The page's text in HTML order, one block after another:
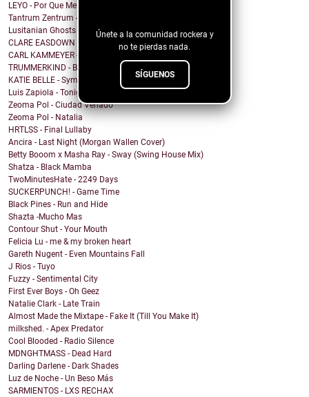
Únete a la comunidad rockera y
no te pierdas nada.
SÍGUENOS
LEYO - Por Que Me Haces Llorar
Tantrum Zentrum - Don't Be A Fascist
Lusitanian Ghosts - September
CLARE EASDOWN - I Break
CARL KAMMEYER - One
TRUMMERKIND - Beauty Queen
KATIE BELLE - Symptoms
Luis Zapiola - Tonight
Zeoma Pol - Ciudad Venado
Zeoma Pol - Natalia
HRTLSS - Final Lullaby
Ancira - Last Night (Morgan Wallen Cover)
Betty Booom x Masha Ray - Sway (Swing House Mix)
Shatza - Black Mamba
TwoMinutesHate - 2249 Days
SUCKERPUNCH! - Game Time
Black Pines - Run and Hide
Shazta -Mucho Mas
Contour Shut - Your Mouth
Felicia Lu - me & my broken heart
Gareth Nugent - Even Mountains Fall
J Rios - Tuyo
Fuzzy - Sentimental City
First Ever Boys - Oh Geez
Natalie Clark - Late Train
Almost Made the Mixtape - Fake It (Till You Make It)
milkshed. - Apex Predator
Cool Blooded - Radio Silence
MDNGHTMASS - Dead Hard
Darling Darlene - Dark Shades
Luz de Noche - Un Beso Más
SARMIENTOS - LXS RECHAX